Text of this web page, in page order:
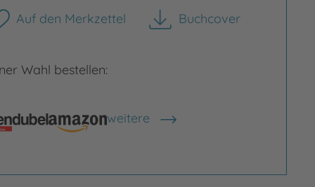
Auf den Merkzettel Buchcover
herunterladen
Wahl bestellen:
weitere
Shops anzeigen